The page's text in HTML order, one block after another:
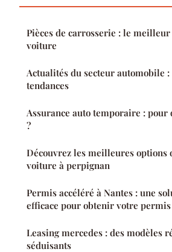
Pièces de carrosserie : le
voiture
Actualités du secteur automobile
tendances
Assurance auto temporaire :
?
Découvrez les meilleures options
voiture à perpignan
Permis accéléré à Nantes : une
efficace pour obtenir votre permis
Leasing mercedes : des modèles
séduisants